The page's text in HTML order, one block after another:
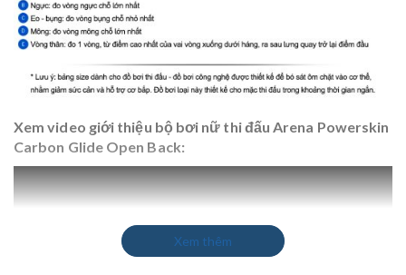
Xem video giới thiệu bộ bơi nữ thi đấu Arena Powerskin
Carbon Glide Open Back:
Xem thêm